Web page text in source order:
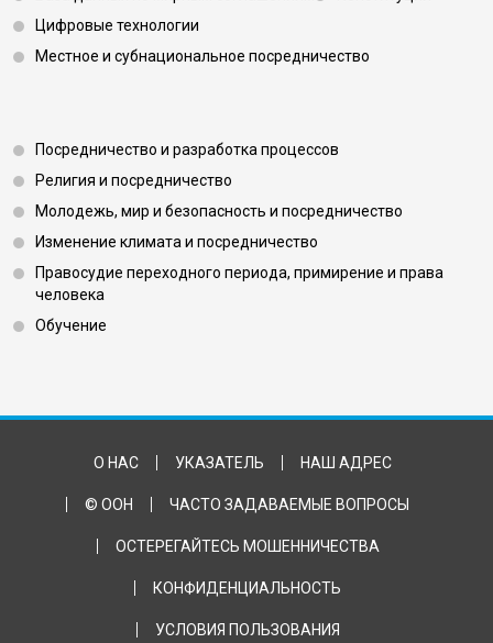
Цифровые технологии
Местное и субнациональное посредничество
Footer 3
Посредничество и разработка процессов
Религия и посредничество
Молодежь, мир и безопасность и посредничество
Изменение климата и посредничество
Правосудие переходного периода, примирение и права
человека
Обучение
Footer Bottom
О НАС УКАЗАТЕЛЬ НАШ АДРЕС
© ООН ЧАСТО ЗАДАВАЕМЫЕ ВОПРОСЫ
ОСТЕРЕГАЙТЕСЬ МОШЕННИЧЕСТВА
КОНФИДЕНЦИАЛЬНОСТЬ
УСЛОВИЯ ПОЛЬЗОВАНИЯ